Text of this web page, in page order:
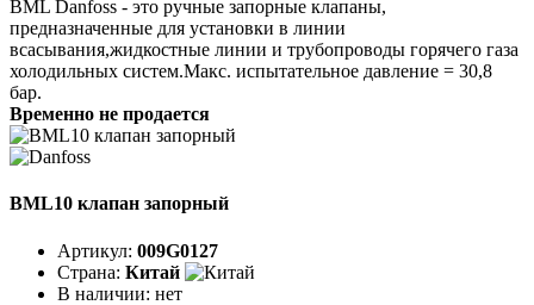
BML Danfoss - это ручные запорные клапаны,
предназначенные для установки в линии
всасывания,жидкостные линии и трубопроводы горячего газа
холодильных систем.Макс. испытательное давление = 30,8
бар.
Временно не продается
BML10 клапан запорный
Артикул: 009G0127
Страна: Китай
В наличии: нет